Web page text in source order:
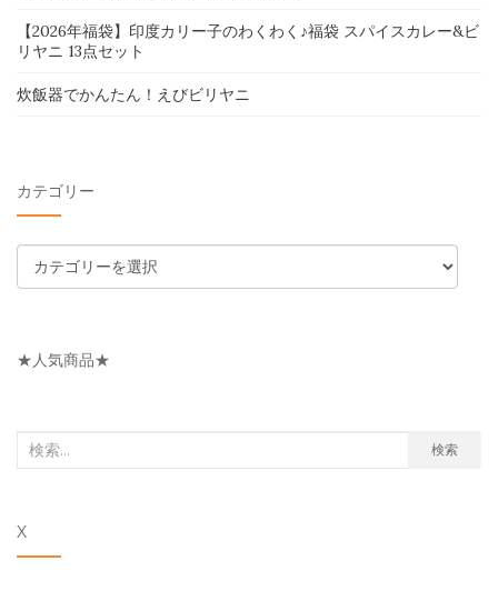
【2026年福袋】印度カリー子のわくわく♪福袋 スパイスカレー&ビ
リヤニ 13点セット
炊飯器でかんたん！えびビリヤニ
カテゴリー
テ
リ
★人気商品★
検
象:
検索
X